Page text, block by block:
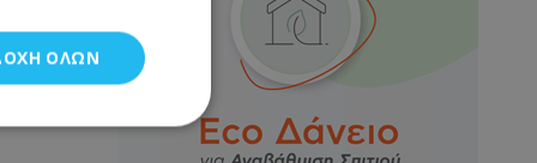
ΌΛΩΝ